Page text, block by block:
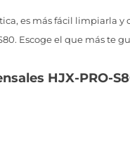
es más fácil limpiarla
Escoge el que más te
HJX-PRO-